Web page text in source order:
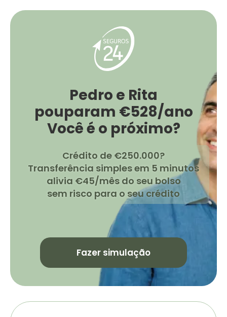
Pedro e Rita
pouparam €528/ano
Você é o próximo?
Crédito de €250.000?
Transferência simples em 5 minutos
alivia €45/mês do seu bolso
sem risco para o seu crédito
Fazer simulação